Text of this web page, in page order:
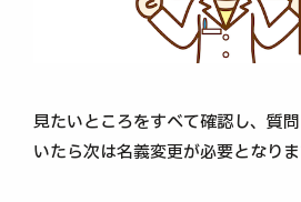
見たいところをすべて確認し、質
いたら次は名義変更が必要となりま